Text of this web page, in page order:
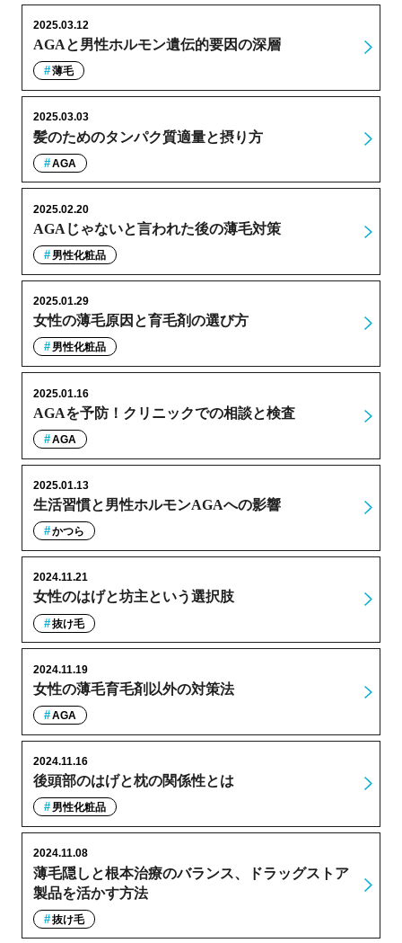
AGAと男性ホルモン遺伝的要因の深層
2025.03.12
薄毛
髪のためのタンパク質適量と摂り方
2025.03.03
AGA
AGAじゃないと言われた後の薄毛対策
2025.02.20
男性化粧品
女性の薄毛原因と育毛剤の選び方
2025.01.29
男性化粧品
AGAを予防！クリニックでの相談と検査
2025.01.16
AGA
生活習慣と男性ホルモンAGAへの影響
2025.01.13
かつら
女性のはげと坊主という選択肢
2024.11.21
抜け毛
女性の薄毛育毛剤以外の対策法
2024.11.19
AGA
後頭部のはげと枕の関係性とは
2024.11.16
男性化粧品
薄毛隠しと根本治療のバランス、ドラッグストア
製品を活かす方法
2024.11.08
抜け毛